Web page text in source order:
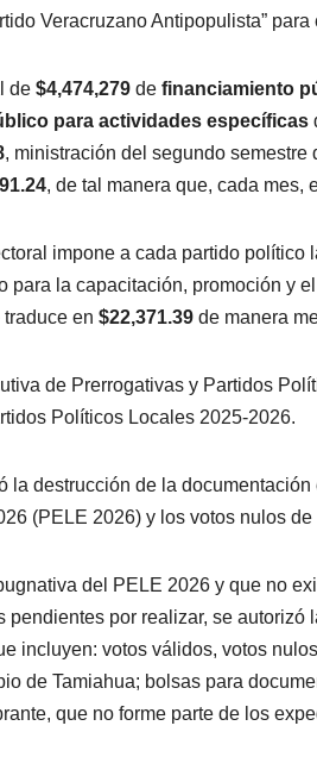
Veracruzano Antipopulista”
de $4,474,279 de financiamiento
para actividades específicas
, ministración del segundo semestre
, de tal manera que, cada mes,
impone a cada partido
para la capacitación, promoción y
traduce en $22,371.39 de manera
de Prerrogativas y Partidos
Políticos Locales 2025-2026.
la destrucción de la
(PELE 2026) y los votos nulos
del PELE 2026 y que no
por realizar, se autorizó
incluyen: votos válidos, votos
de Tamiahua; bolsas para
que no forme parte de los